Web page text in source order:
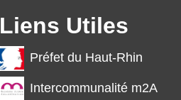
Liens Utiles
Préfet du Haut-Rhin
Intercommunalité m2A